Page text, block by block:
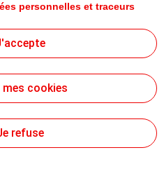
Données Personnelles
d’Utilisation
». En cliquant sur le bouton
le dépôt de l’ensemble des
cliquez sur « Je refuse »,
utilisés. Pour plus
consulter la page « Charte
traceurs ».
personnelles et traceurs
mes cookies
refuse